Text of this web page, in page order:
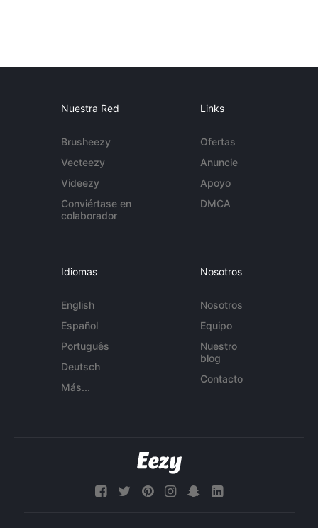
Nuestra Red
Brusheezy
Vecteezy
Videezy
Conviértase en
colaborador
Links
Ofertas
Anuncie
Apoyo
DMCA
Idiomas
English
Español
Português
Deutsch
Más...
Nosotros
Nosotros
Equipo
Nuestro
blog
Contacto